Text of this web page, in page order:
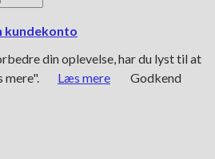
kundekonto
din oplevelse, har du lyst til at
mere".
Læs mere Godkend